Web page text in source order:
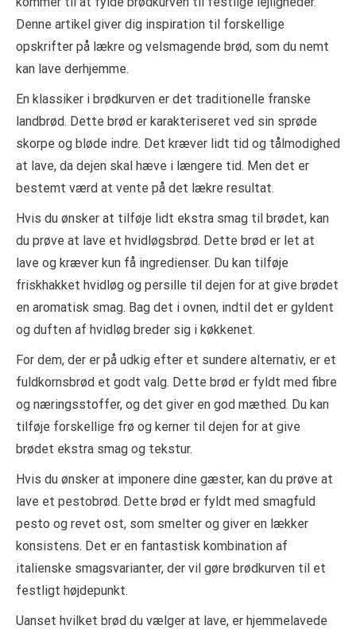
Denne artikel giver dig inspiration til forskellige
opskrifter på lækre og velsmagende brød, som du nemt
kan lave derhjemme.
En klassiker i brødkurven er det traditionelle franske
landbrød. Dette brød er karakteriseret ved sin sprøde
skorpe og bløde indre. Det kræver lidt tid og tålmodighed
at lave, da dejen skal hæve i længere tid. Men det er
bestemt værd at vente på det lækre resultat.
Hvis du ønsker at tilføje lidt ekstra smag til brødet, kan
du prøve at lave et hvidløgsbrød. Dette brød er let at
lave og kræver kun få ingredienser. Du kan tilføje
friskhakket hvidløg og persille til dejen for at give brødet
en aromatisk smag. Bag det i ovnen, indtil det er gyldent
og duften af hvidløg breder sig i køkkenet.
For dem, der er på udkig efter et sundere alternativ, er et
fuldkornsbrød et godt valg. Dette brød er fyldt med fibre
og næringsstoffer, og det giver en god mæthed. Du kan
tilføje forskellige frø og kerner til dejen for at give
brødet ekstra smag og tekstur.
Hvis du ønsker at imponere dine gæster, kan du prøve at
lave et pestobrød. Dette brød er fyldt med smagfuld
pesto og revet ost, som smelter og giver en lækker
konsistens. Det er en fantastisk kombination af
italienske smagsvarianter, der vil gøre brødkurven til et
festligt højdepunkt.
Uanset hvilket brød du vælger at lave, er hjemmelavede